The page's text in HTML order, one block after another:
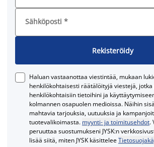
Sähköposti *
Rekisteröidy
Haluan vastaanottaa viestintää, mukaan
henkilökohtaisesti räätälöityjä viestejä,
henkilökohtaisiin tietoihini ja
kolmannen osapuolen medioissa. Näihin
mahtavia tarjouksia, uutuuksia ja
tuotevalikoimasta. myynti- ja toimitusehdot.
peruuttaa suostumukseni JYSK:n
lisää siitä, miten JYSK käsittelee